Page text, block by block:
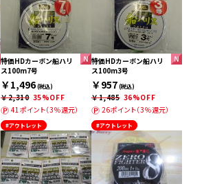
特価HDカーボン船ハリ
ス100m7号
￥1,496(税込)
￥2,310 35%OFF
41ポイント（3％還元）
#アウトレット
特価HDカーボン船ハリ
ス100m3号
￥957(税込)
￥1,485 36%OFF
26ポイント（3％還元）
#アウトレット